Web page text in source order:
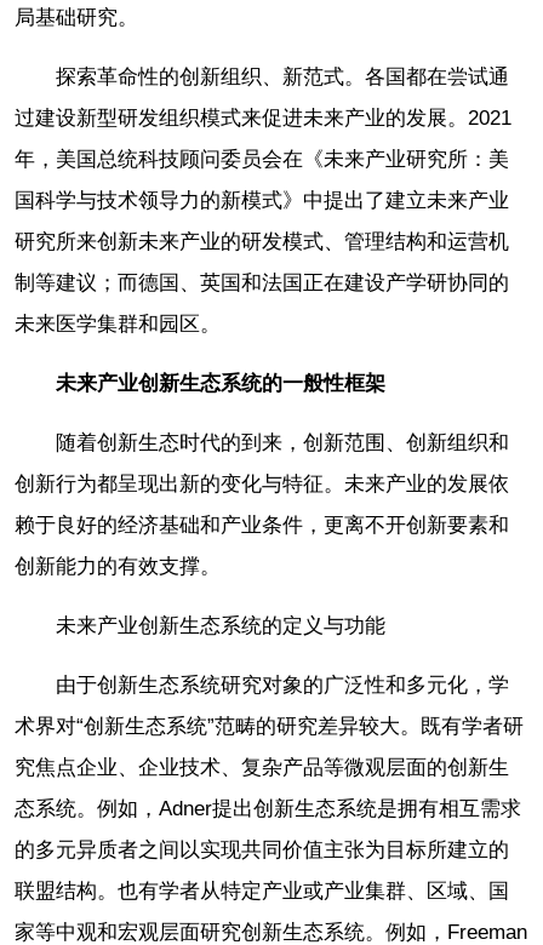
局基础研究。
探索革命性的创新组织、新范式。各国都在尝试通
过建设新型研发组织模式来促进未来产业的发展。2021
年，美国总统科技顾问委员会在《未来产业研究所：美
国科学与技术领导力的新模式》中提出了建立未来产业
研究所来创新未来产业的研发模式、管理结构和运营机
制等建议；而德国、英国和法国正在建设产学研协同的
未来医学集群和园区。
未来产业创新生态系统的一般性框架
随着创新生态时代的到来，创新范围、创新组织和
创新行为都呈现出新的变化与特征。未来产业的发展依
赖于良好的经济基础和产业条件，更离不开创新要素和
创新能力的有效支撑。
未来产业创新生态系统的定义与功能
由于创新生态系统研究对象的广泛性和多元化，学
术界对“创新生态系统”范畴的研究差异较大。既有学者研
究焦点企业、企业技术、复杂产品等微观层面的创新生
态系统。例如，Adner提出创新生态系统是拥有相互需求
的多元异质者之间以实现共同价值主张为目标所建立的
联盟结构。也有学者从特定产业或产业集群、区域、国
家等中观和宏观层面研究创新生态系统。例如，Freeman